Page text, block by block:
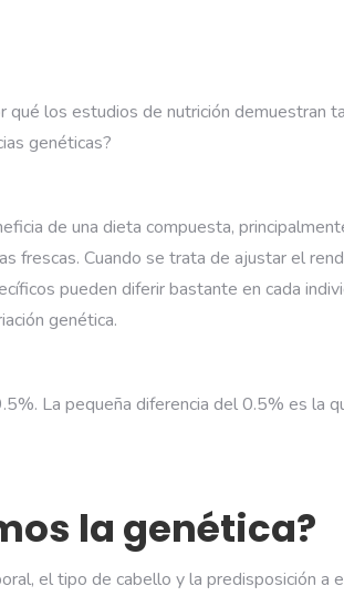
qué los estudios de nutrición demuestran
genéticas?
de una dieta compuesta,
frescas. Cuando se trata de ajustar el
pueden diferir bastante en cada
genética.
La pequeña diferencia del 0.5% es la
la genética?
el tipo de cabello y la predisposición